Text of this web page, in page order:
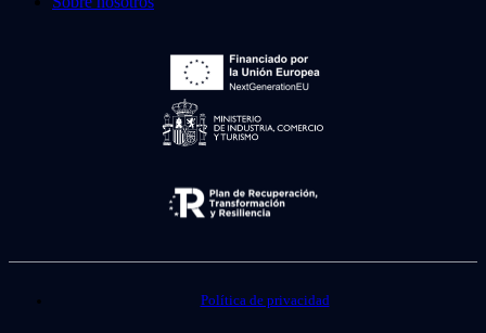
Política de privacidad